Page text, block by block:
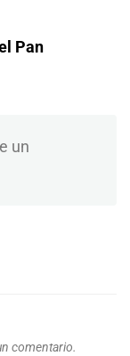
Pan
un
comentario.